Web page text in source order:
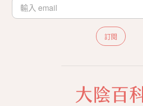
訂閱